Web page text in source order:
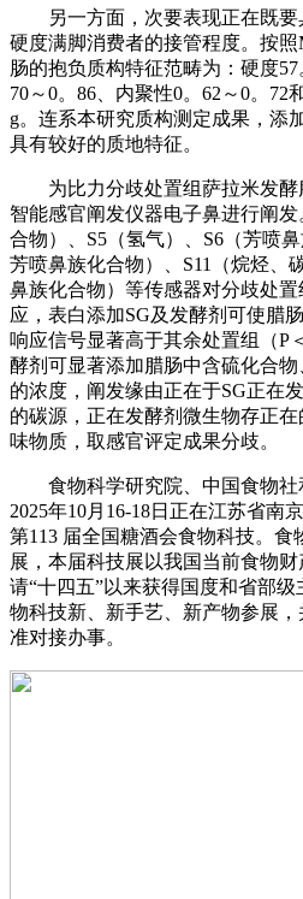
另一方面，次要表现正在既要
硬度满脚消费者的接管程度。按照
肠的抱负质构特征范畴为：硬度57
70～0。86、内聚性0。62～0。72
g。连系本研究质构测定成果，添
具有较好的质地特征。
为比力分歧处置组萨拉米发酵
智能感官阐发仪器电子鼻进行阐
合物）、S5（氢气）、S6（芳喷
芳喷鼻族化合物）、S11（烷烃、
鼻族化合物）等传感器对分歧处
应，表白添加SG及发酵剂可使腊
响应信号显著高于其余处置组（P
酵剂可显著添加腊肠中含硫化合
的浓度，阐发缘由正在于SG正在
的碳源，正在发酵剂微生物存正
味物质，取感官评定成果分歧。
食物科学研究院、中国食物社
2025年10月16-18日正在江苏省南
第113 届全国糖酒会食物科技。
展，本届科技展以我国当前食物
请“十四五”以来获得国度和省部
物科技新、新手艺、新产物参展
准对接办事。